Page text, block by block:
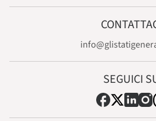
SEGUICI